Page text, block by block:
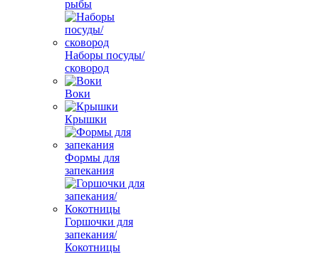
рыбы
Наборы посуды/
сковород
Воки
Крышки
Формы для
запекания
Горшочки для
запекания/
Кокотницы